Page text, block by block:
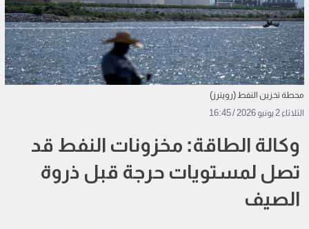
محطة تخزين النفط (رويترز)
الثلاثاء 2 يونيو 2026 / 16:45
وكالة الطاقة: مخزونات النفط قد
تصل لمستويات حرجة قبل ذروة
الصيف